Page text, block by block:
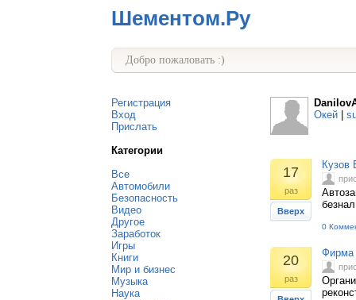
Шементом.Ру
Добро пожаловать :)
Регистрация
Вход
Прислать
Категории
Все
Автомобили
Безопасность
Видео
Другое
Заработок
Игры
Книги
Мир и бизнес
Музыка
Наука
Окей
17
раз
Вверх
Кузов
безнал
0
20
раз
Фирма